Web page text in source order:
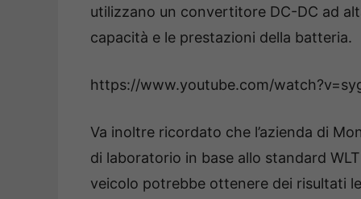
utilizzano un convertitore DC-DC ad
capacità e le prestazioni della batteria.
https://www.youtube.com/
Va inoltre ricordato che l’azienda di
di laboratorio in base allo standard
veicolo potrebbe ottenere dei risultati